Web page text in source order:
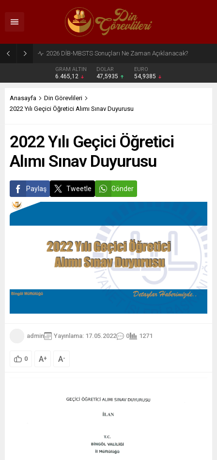
2026 DİB-MBSTS Ne Zaman?
GRAM ALTIN
6.465,12
DOLAR
47,5935
EURO
54,9385
Anasayfa
Din Görevlileri
2022 Yılı Geçici Öğretici Alımı Sınav Duyurusu
2022 Yılı Geçici Öğretici
Alımı Sınav Duyurusu
Paylaş Tweetle Gönder
admin Yayınlama: 17.05.2022 0 1271
0 A+ A-